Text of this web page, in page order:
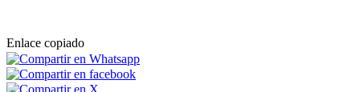
Enlace copiado